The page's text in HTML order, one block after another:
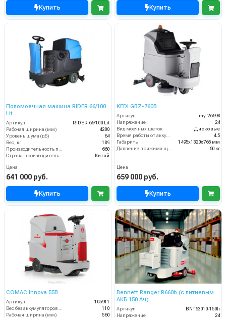
Купить Купить
Поломоечная машина RIDER 66/100
Lit
Артикул
RIDER 66/100 Lit
Рабочая ширина (мм)
4200
Уровень шума (дБ)
64
Вес, кг
189
660
Страна-производитель
Китай
Цена
641 000 руб.
Купить
KEDI GBZ-760B
Артикул
my.26698
Напряжение
24
Вид моечных щеток
Дисковые
Время работы от аккумуляторов (ч)
4.5
Габариты
1495х1320х765 мм
60 кг
Цена
659 000 руб.
Купить
COMAC Innova 55B
Артикул
105911
110
Рабочая ширина (мм)
560
Bennett Ranger R660b (с литиевым
АКБ 150 Ач)
Артикул
BNT63010-150li
Напряжение
24